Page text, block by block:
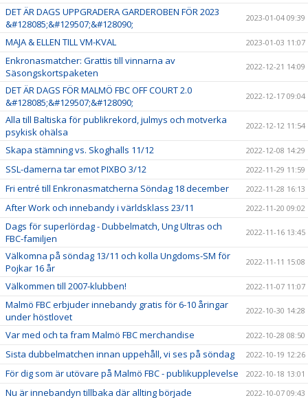
DET ÄR DAGS UPPGRADERA GARDEROBEN FÖR 2023
&#128085;&#129507;&#128090;
2023-01-04 09:39
MAJA & ELLEN TILL VM-KVAL 2023-01-03 11:07
Enkronasmatcher: Grattis till vinnarna av
Säsongskortspaketen
2022-12-21 14:09
DET ÄR DAGS FÖR MALMÖ FBC OFF COURT 2.0
&#128085;&#129507;&#128090;
2022-12-17 09:04
Alla till Baltiska för publikrekord, julmys och motverka
psykisk ohälsa
2022-12-12 11:54
Skapa stämning vs. Skoghalls 11/12 2022-12-08 14:29
SSL-damerna tar emot PIXBO 3/12 2022-11-29 11:59
Fri entré till Enkronasmatcherna Söndag 18 december 2022-11-28 16:13
After Work och innebandy i världsklass 23/11 2022-11-20 09:02
Dags för superlördag - Dubbelmatch, Ung Ultras och
FBC-familjen
2022-11-16 13:45
Välkomna på söndag 13/11 och kolla Ungdoms-SM för
Pojkar 16 år
2022-11-11 15:08
Välkommen till 2007-klubben! 2022-11-07 11:07
Malmö FBC erbjuder innebandy gratis för 6-10 åringar
under höstlovet
2022-10-30 14:28
Var med och ta fram Malmö FBC merchandise 2022-10-28 08:50
Sista dubbelmatchen innan uppehåll, vi ses på söndag 2022-10-19 12:26
För dig som är utövare på Malmö FBC - publikupplevelse 2022-10-18 13:01
Nu är innebandyn tillbaka där allting började 2022-10-07 09:43